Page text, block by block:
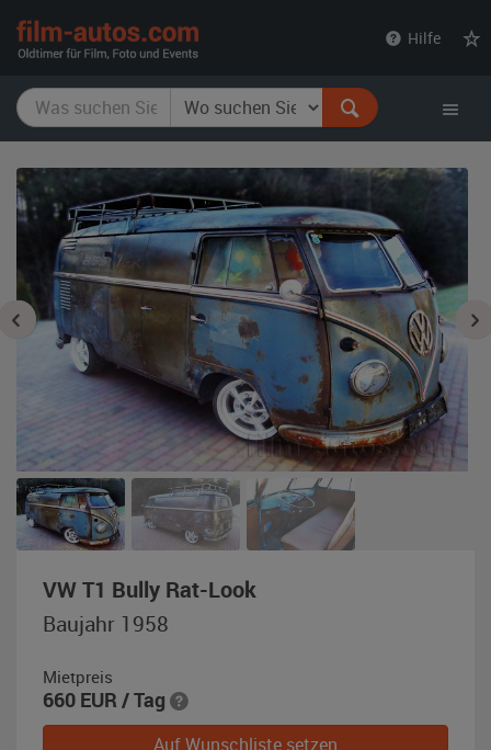
Hilfe
VW T1 Bully Rat-Look
grau
Baujahr 1958
Mietpreis
660 EUR / Tag
Auf Wunschliste setzen